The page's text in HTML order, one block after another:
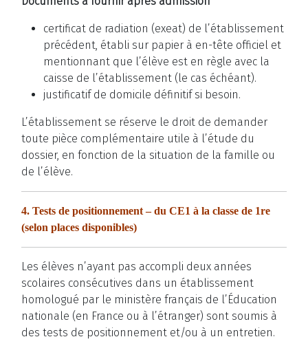
certificat de radiation (exeat) de l’établissement
précédent, établi sur papier à en-tête officiel et
mentionnant que l’élève est en règle avec la
caisse de l’établissement (le cas échéant).
justificatif de domicile définitif si besoin.
L’établissement se réserve le droit de demander
toute pièce complémentaire utile à l’étude du
dossier, en fonction de la situation de la famille ou
de l’élève.
4. Tests de positionnement – du CE1 à la classe de 1re
(selon places disponibles)
Les élèves n’ayant pas accompli deux années
scolaires consécutives dans un établissement
homologué par le ministère français de l’Éducation
nationale (en France ou à l’étranger) sont soumis à
des tests de positionnement et/ou à un entretien.